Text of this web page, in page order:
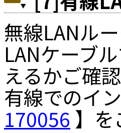
無線LANル
LANケーブ
えるかご確
有線でのイ
170056 】を